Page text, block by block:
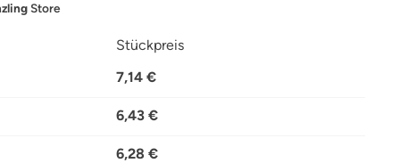
Store
Stückpreis
7,14 €
6,43 €
6,28 €